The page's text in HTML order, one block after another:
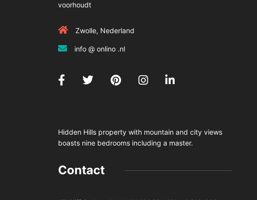
voorhoudt
Zwolle, Nederland
info @ onlino .nl
Hidden Hills property with mountain and city views
boasts nine bedrooms including a master.
Contact